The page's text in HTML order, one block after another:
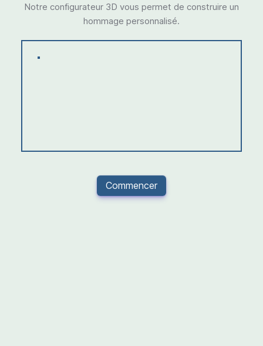
Notre configurateur 3D vous permet de construire un
hommage personnalisé.
Commencer